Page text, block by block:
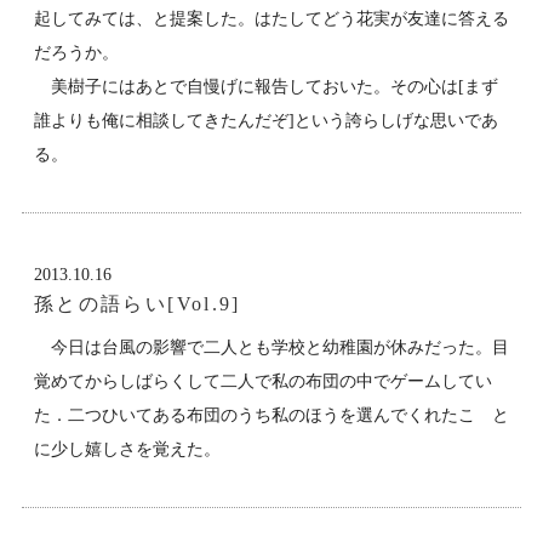
起してみては、と提案した。はたしてどう花実が友達に答える
だろうか。
美樹子にはあとで自慢げに報告しておいた。その心は[まず
誰よりも俺に相談してきたんだぞ]という誇らしげな思いであ
る。
2013.10.16
孫との語らい[Vol.9]
今日は台風の影響で二人とも学校と幼稚園が休みだった。目
覚めてからしばらくして二人で私の布団の中でゲームしてい
た．二つひいてある布団のうち私のほうを選んでくれたこ と
に少し嬉しさを覚えた。